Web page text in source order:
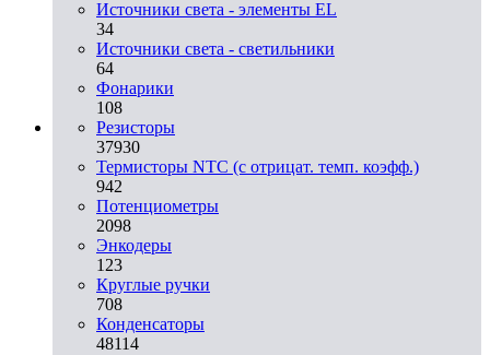
Источники света - элементы EL
34
Источники света - светильники
64
Фонарики
108
Резисторы
37930
Термисторы NTC (с отрицат. темп. коэфф.)
942
Потенциометры
2098
Энкодеры
123
Круглые ручки
708
Конденсаторы
48114